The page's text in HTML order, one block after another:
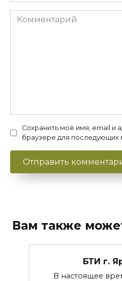
Комментарий
Сохранить моё имя, email и
браузере для последующих
Вам также
БТИ г.
В настоящее